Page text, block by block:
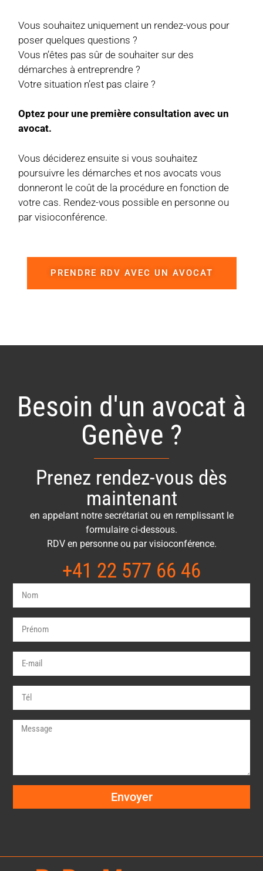
Vous souhaitez uniquement un rendez-vous pour
poser quelques questions ?
Vous n’êtes pas sûr de souhaiter sur des
démarches à entreprendre ?
Votre situation n’est pas claire ?
Optez pour une première consultation avec un
avocat.
Vous déciderez ensuite si vous souhaitez
poursuivre les démarches et nos avocats vous
donneront le coût de la procédure en fonction de
votre cas. Rendez-vous possible en personne ou
par visioconférence.
PRENDRE RDV AVEC UN AVOCAT
Besoin d'un avocat à
Genève ?
Prenez rendez-vous dès
maintenant
en appelant notre secrétariat ou en remplissant le
formulaire ci-dessous.
RDV en personne ou par visioconférence.
+41 22 577 66 46​
Envoyer